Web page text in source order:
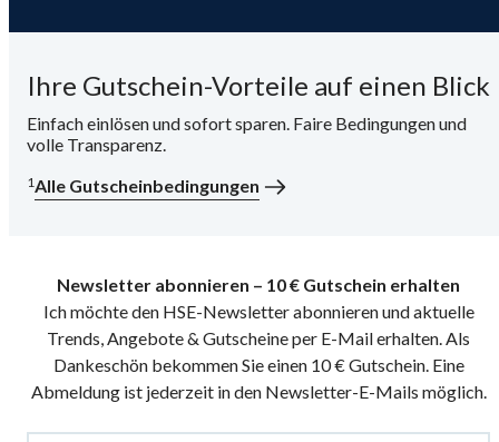
Ihre Gutschein-Vorteile auf einen Blick
Einfach einlösen und sofort sparen. Faire Bedingungen und
volle Transparenz.
1Alle Gutscheinbedingungen
Newsletter abonnieren – 10 € Gutschein erhalten
Ich möchte den HSE-Newsletter abonnieren und aktuelle
Trends, Angebote & Gutscheine per E-Mail erhalten. Als
Dankeschön bekommen Sie einen 10 € Gutschein. Eine
Abmeldung ist jederzeit in den Newsletter-E-Mails möglich.